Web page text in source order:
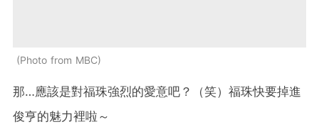
Photo from MBC
那…應該是對福珠強烈的愛意吧？（笑）福珠快要掉進
俊亨的魅力裡啦～